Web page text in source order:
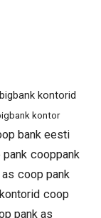
bigbank kontorid
kontor
bank eesti
pank cooppank
coop pank
coop
pank as